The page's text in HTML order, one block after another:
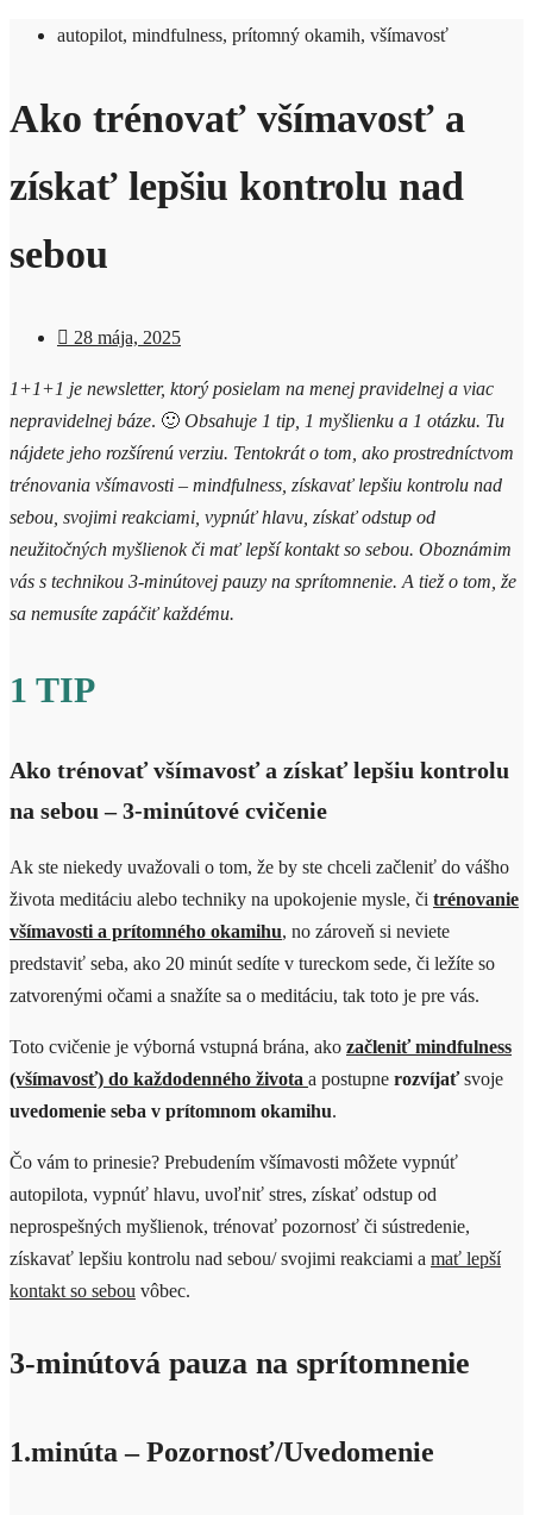
autopilot, mindfulness, prítomný okamih, všímavosť
Ako trénovať všímavosť a
získať lepšiu kontrolu nad
sebou
28 mája, 2025
1+1+1 je newsletter, ktorý posielam na menej pravidelnej a viac
nepravidelnej báze. 🙂 Obsahuje 1 tip, 1 myšlienku a 1 otázku. Tu
nájdete jeho rozšírenú verziu. Tentokrát o tom, ako prostredníctvom
trénovania všímavosti – mindfulness, získavať lepšiu kontrolu nad
sebou, svojimi reakciami, vypnúť hlavu, získať odstup od
neužitočných myšlienok či mať lepší kontakt so sebou. Oboznámim
vás s technikou 3-minútovej pauzy na sprítomnenie. A tiež o tom, že
sa nemusíte zapáčiť každému.
1 TIP
Ako trénovať všímavosť a získať lepšiu kontrolu
na sebou – 3-minútové cvičenie
Ak ste niekedy uvažovali o tom, že by ste chceli začleniť do vášho
života meditáciu alebo techniky na upokojenie mysle, či trénovanie
všímavosti a prítomného okamihu, no zároveň si neviete
predstaviť seba, ako 20 minút sedíte v tureckom sede, či ležíte so
zatvorenými očami a snažíte sa o meditáciu, tak toto je pre vás.
Toto cvičenie je výborná vstupná brána, ako začleniť mindfulness
(všímavosť) do každodenného života a postupne rozvíjaťsvoje
uvedomenie seba v prítomnom okamihu.
Čo vám to prinesie? Prebudením všímavosti môžete vypnúť
autopilota, vypnúť hlavu, uvoľniť stres, získať odstup od
neprospešných myšlienok, trénovať pozornosť či sústredenie,
získavať lepšiu kontrolu nad sebou/ svojimi reakciami a mať lepší
kontakt so sebou vôbec.
3-minútová pauza na sprítomnenie
1.minúta – Pozornosť/Uvedomenie